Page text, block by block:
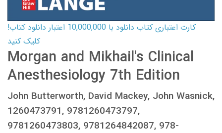
کارت اعتباری کتاب دانلود با 10,000,000 اعتبار دانلود کتاب!
کلیک کنید
Morgan and Mikhail's Clinical
Anesthesiology 7th Edition
John Butterworth, David Mackey, John Wasnick,
1260473791, 9781260473797,
9781260473803, 9781264842087, 978-